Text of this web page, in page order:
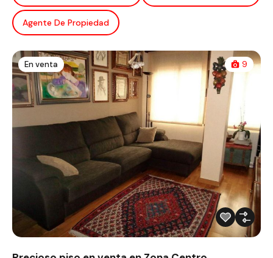
Agente De Propiedad
En venta 9